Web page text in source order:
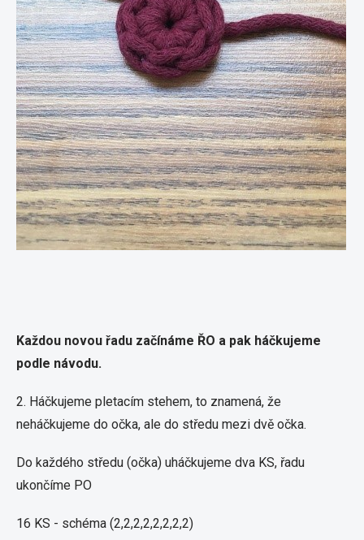
Každou novou řadu začínáme ŘO a pak háčkujeme
podle návodu.
2. Háčkujeme pletacím stehem, to znamená, že
neháčkujeme do očka, ale do středu mezi dvě očka.
Do každého středu (očka) uháčkujeme dva KS, řadu
ukončíme PO
16 KS - schéma (2,2,2,2,2,2,2,2)